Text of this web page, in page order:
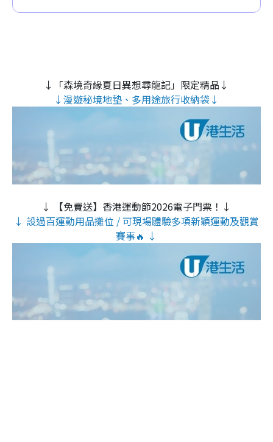
↓「森境奇緣夏日異想尋龍記」限定精品↓
↓漫遊秘境地墊、多用途旅行收納袋↓
↓ 【免費送】香港運動節2026電子門票！↓
↓ 設過百運動用品攤位 / 可現場體驗多項新穎運動及觀賞
賽事🔥 ↓